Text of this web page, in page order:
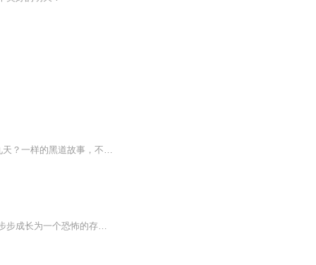
周一至周五每天更新2-3集（偶尔暴更），周末陪家人（更新不定）。是堕落，还是龙腾九天？一样的黑道故事，不一样的黑道感觉……面对阴谋，看主角如何一步步成长为一个恐怖的存在。天涯无角海做岸，山峰无顶人做峰。经典黑道为你呈现！ 一个年少的武学宗师；一颗压抑的嗜血灵魂；一场爱人的惨死悲剧；一把挥起的暴怒屠刀。 为了爱情，平淡的少年疯狂杀戮！为了生存，复活的欲望怒制囚牢！ 为了亲人，不甘的灵魂涉入黑道！为了荣耀，强悍的主角为国而战！ 他，外号血鹰，一个拥有八十名全国...
是堕落，还是龙腾九天？一样的黑道故事，不一样的黑道感觉……面对阴谋，看主角如何一步步成长为一个恐怖的存在。天涯无角海做岸，山峰无顶人做峰。经典黑道为你呈现！ 一个年少的武学宗师；一颗压抑的嗜血灵魂；一场爱人的惨死悲剧；一把挥起的暴怒屠刀。...